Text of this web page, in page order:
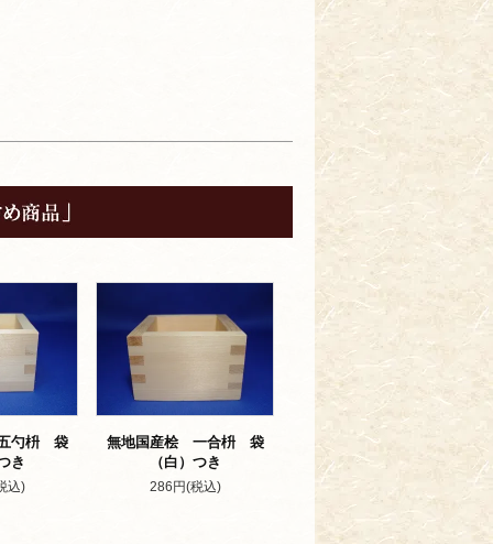
勺枡 袋
き
込)
無地国産桧 一合枡 袋
（白）つき
286円(税込)